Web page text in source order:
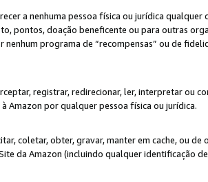
a nenhuma pessoa física ou jurídica
pontos, doação beneficente ou para outras
programa de “recompensas” ou de
registrar, redirecionar, ler, interpretar
Amazon por qualquer pessoa física ou jurídica.
coletar, obter, gravar, manter em cache, ou
da Amazon (incluindo qualquer identificação